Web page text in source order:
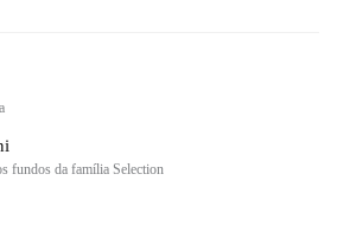
fundos da família Selection